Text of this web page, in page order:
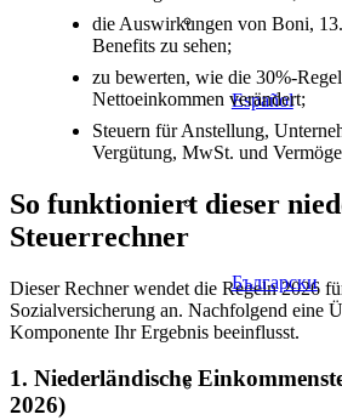
Español
Български
die Auswirkungen von Boni,
Benefits zu sehen;
zu bewerten, wie die 30%-
Nettoeinkommen verändert;
Steuern für Anstellung,
Vergütung, MwSt. und
So funktioniert dieser
Steuerrechner
Dieser Rechner wendet die Regeln 2026
Sozialversicherung an. Nachfolgend eine
Komponente Ihr Ergebnis beeinflusst.
1. Niederländische
2026)